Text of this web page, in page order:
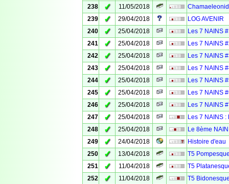
238
✓ 11/05/2018
239
✓ 29/04/2018
LOG AVENIR
240
✓ 25/04/2018
Les 7 NAINS
241
✓ 25/04/2018
Les 7 NAINS
242
✓ 25/04/2018
Les 7 NAINS
243
✓ 25/04/2018
Les 7 NAINS
244
✓ 25/04/2018
Les 7 NAINS
245
✓ 25/04/2018
Les 7 NAINS
246
✓ 25/04/2018
Les 7 NAINS
247
✓ 25/04/2018
Les 7 NAINS :
248
✓ 25/04/2018
Le 8ème NAIN
249
✓ 24/04/2018
Histoire d'eau
250
✓ 13/04/2018
T5
251
✓ 11/04/2018
T5
252
✓ 11/04/2018
T5